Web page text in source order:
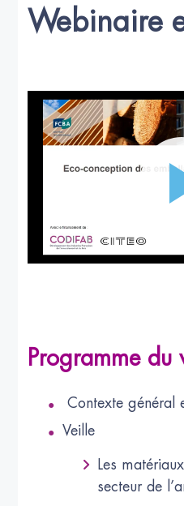
Webinaire
Programme du
Contexte général
Veille
Les
secteur de